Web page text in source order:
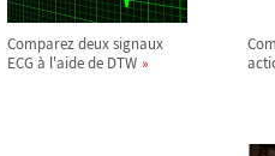
Comparez deux signaux
ECG à l'aide de DTW